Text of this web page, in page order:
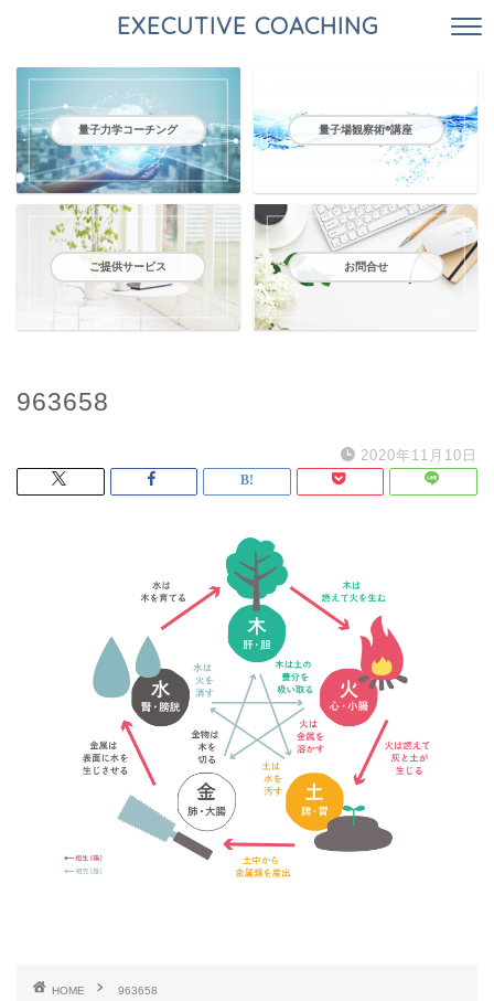
EXECUTIVE COACHING
量子力学コーチング 量子場観察術®️講座
ご提供サービス お問合せ
963658
2020年11月10日
HOME 963658